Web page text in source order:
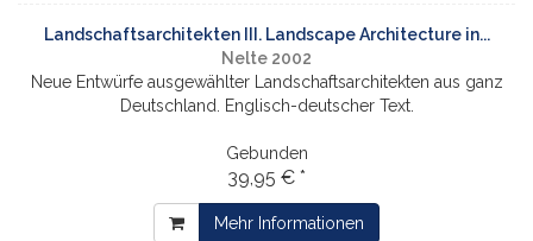
Landschaftsarchitekten III. Landscape Architecture in...
Nelte 2002
Neue Entwürfe ausgewählter Landschaftsarchitekten aus ganz
Deutschland. Englisch-deutscher Text.
Gebunden
39,95 € *
Mehr Informationen